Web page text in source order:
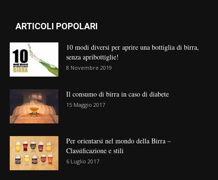
ARTICOLI POPOLARI
10 modi diversi per aprire una bottiglia di birra,
senza apribottiglie!
8 Novembre 2019
Il consumo di birra in caso di diabete
15 Maggio 2017
Per orientarsi nel mondo della Birra –
Classificazione e stili
6 Luglio 2017